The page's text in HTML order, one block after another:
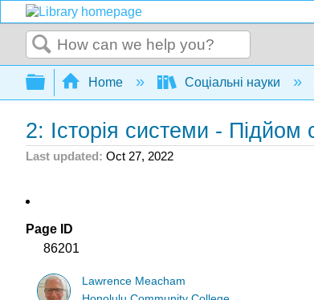
Search
Expand/collapse global
Home Соціальні науки
2: Історія системи - Підйом
Last updated Oct 27, 2022
Page ID
86201
Lawrence Meacham